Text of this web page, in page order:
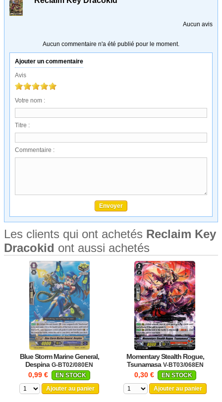
Aucun avis
Aucun commentaire n'a été publié pour le moment.
Ajouter un commentaire
Avis
Votre nom :
Titre :
Commentaire :
Les clients qui ont achetés Reclaim Key
Dracokid ont aussi achetés
Blue Storm Marine General,
Despina G-BT02/080EN
0,99 €
EN STOCK
Ajouter au panier
Momentary Stealth Rogue,
Tsunamasa V-BT03/068EN
0,30 €
EN STOCK
Ajouter au panier